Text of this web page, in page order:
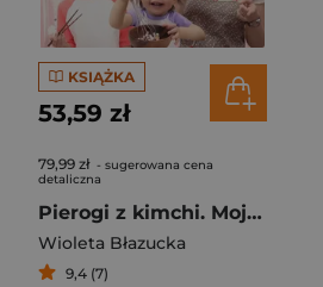
KSIĄŻKA
53,59 zł
79,99 zł - sugerowana cena
detaliczna
Pierogi z kimchi. Moje ulubione azjatyckie przepisy
Wioleta Błazucka
9,4 (7)